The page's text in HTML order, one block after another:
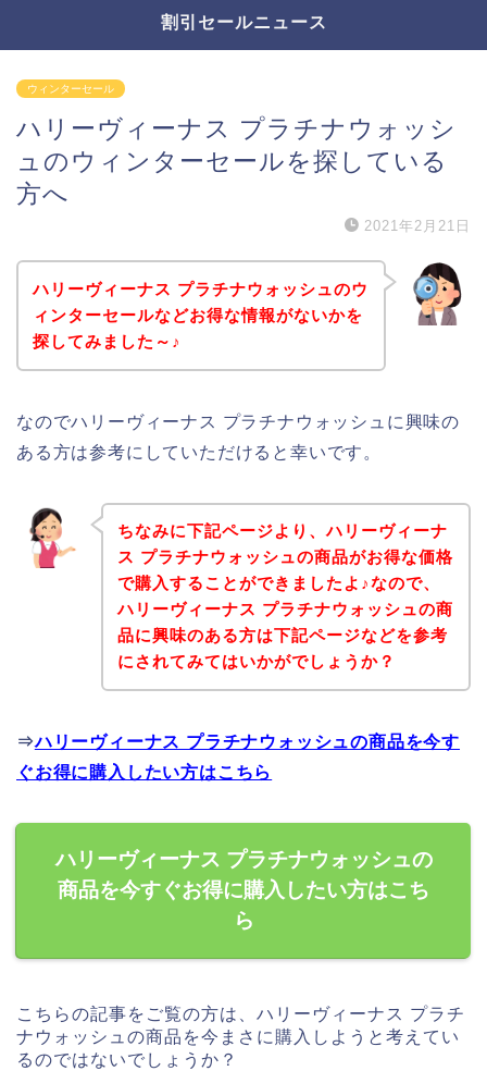
割引セールニュース
ウィンターセール
ハリーヴィーナス プラチナウォッシ
ュのウィンターセールを探している
方へ
2021年2月21日
ハリーヴィーナス プラチナウォッシュのウ
ィンターセールなどお得な情報がないかを
探してみました～♪
なのでハリーヴィーナス プラチナウォッシュに興味の
ある方は参考にしていただけると幸いです。
ちなみに下記ページより、ハリーヴィーナ
ス プラチナウォッシュの商品がお得な価格
で購入することができましたよ♪なので、
ハリーヴィーナス プラチナウォッシュの商
品に興味のある方は下記ページなどを参考
にされてみてはいかがでしょうか？
⇒ハリーヴィーナス プラチナウォッシュの商品を今す
ぐお得に購入したい方はこちら
ハリーヴィーナス プラチナウォッシュの
商品を今すぐお得に購入したい方はこち
ら
こちらの記事をご覧の方は、ハリーヴィーナス プラチ
ナウォッシュの商品を今まさに購入しようと考えてい
るのではないでしょうか？